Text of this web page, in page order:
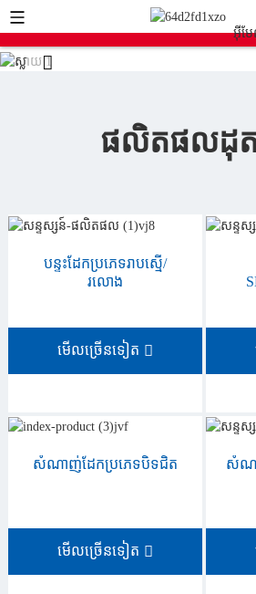
អ៊ីម
ផលិតផលដុត
បន្ទះដែកប្រភេទរាបស្មើ/
រលោង
មើលច្រើនទៀត
សំណាញ់ដែកប្រភេទបិទជិត
មើលច្រើនទៀត
សំណ